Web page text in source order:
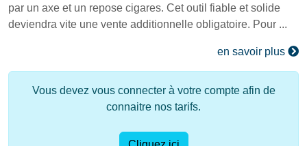
par un axe et un repose cigares. Cet outil fiable et solide
deviendra vite une vente additionnelle obligatoire. Pour ...
en savoir plus
Vous devez vous connecter à votre compte afin de
connaitre nos tarifs.